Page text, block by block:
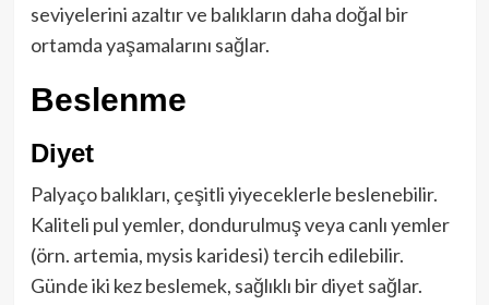
seviyelerini azaltır ve balıkların daha doğal bir
ortamda yaşamalarını sağlar.
Beslenme
Diyet
Palyaço balıkları, çeşitli yiyeceklerle beslenebilir.
Kaliteli pul yemler, dondurulmuş veya canlı yemler
(örn. artemia, mysis karidesi) tercih edilebilir.
Günde iki kez beslemek, sağlıklı bir diyet sağlar.